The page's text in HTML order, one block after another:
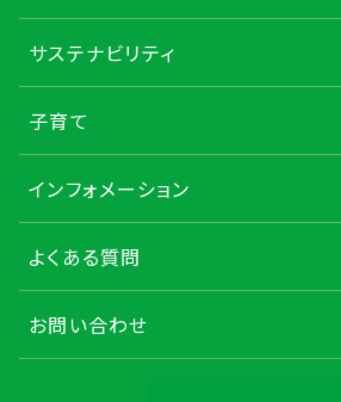
サステナビリティ
子育て
インフォメーション
よくある質問
お問い合わせ